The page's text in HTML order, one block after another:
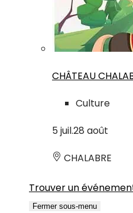
CHÂTEAU
Culture
5 juil.28 août
CHALABRE
Trouver un
Fermer sous-menu